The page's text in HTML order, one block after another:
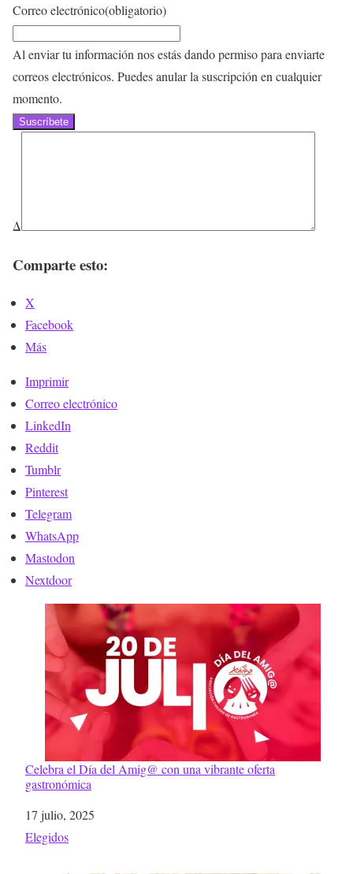
Correo electrónico(obligatorio)
Al enviar tu información nos estás dando permiso para enviarte
correos electrónicos. Puedes anular la suscripción en cualquier
momento.
Suscríbete
Δ
Comparte esto:
X
Facebook
Más
Imprimir
Correo electrónico
LinkedIn
Reddit
Tumblr
Pinterest
Telegram
WhatsApp
Mastodon
Nextdoor
Celebra el Día del Amig@ con una vibrante oferta
gastronómica
Fecha
17 julio, 2025
Respecto a
Elegidos